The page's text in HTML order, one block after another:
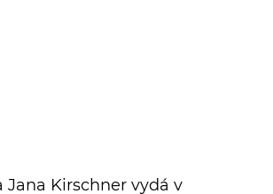
Jana Kirschner vydá v